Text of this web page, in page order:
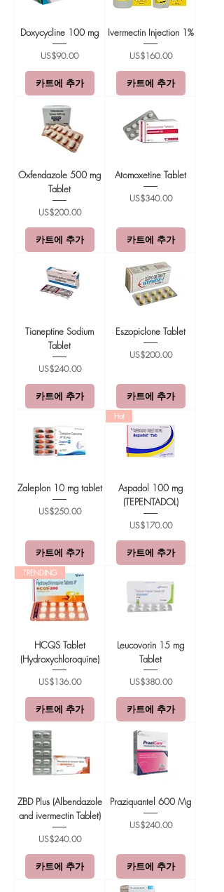
Doxycycline 100 mg
가격
US$90.00
카트에 추가
Ivermectin Injection 1%
가격
US$160.00
카트에 추가
Oxfendazole 500 mg
Tablet
가격
US$200.00
카트에 추가
Atomoxetine Tablet
가격
US$340.00
카트에 추가
Tianeptine Sodium
Tablet
가격
US$240.00
카트에 추가
Eszopiclone Tablet
가격
US$200.00
카트에 추가
Zaleplon 10 mg tablet
가격
US$250.00
카트에 추가
Hot
Aspadol 100 mg
(TEPENTADOL)
가격
US$170.00
카트에 추가
TRENDING
HCQS Tablet
(Hydroxychloroquine)
가격
US$136.00
카트에 추가
Leucovorin 15 mg
Tablet
가격
US$380.00
카트에 추가
ZBD Plus (Albendazole
and ivermectin Tablet)
가격
US$240.00
카트에 추가
Praziquantel 600 Mg
가격
US$240.00
카트에 추가